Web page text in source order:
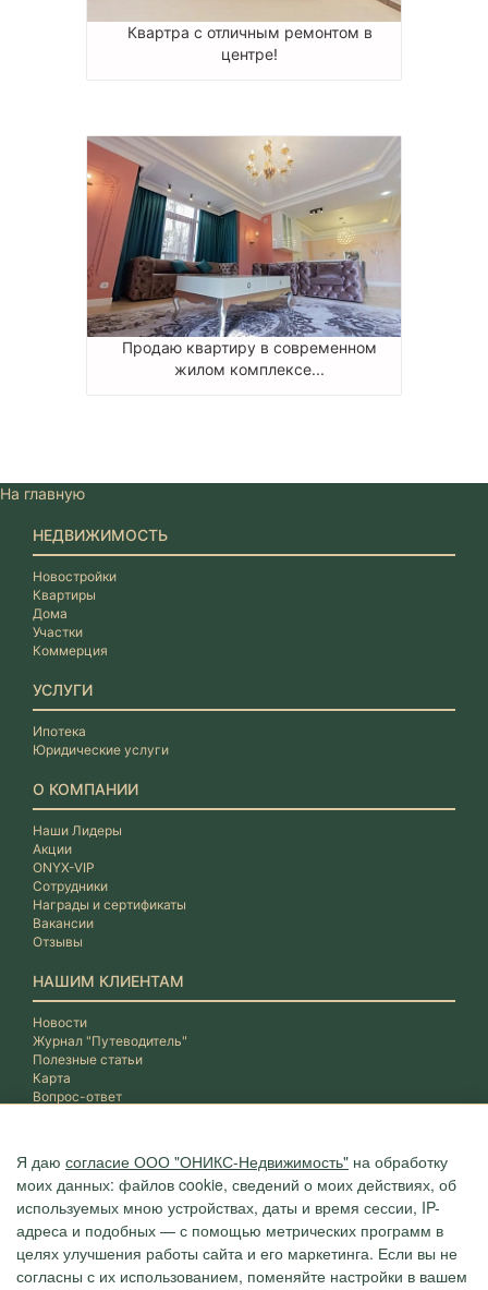
Квартра с отличным ремонтом в
центре!
Продаю квартиру в современном
жилом комплексе...
Я даю согласие ООО "ОНИКС-Недвижимость" на обработку
моих данных: файлов cookie, сведений о моих действиях, об
используемых мною устройствах, даты и время сессии, IP-
адреса и подобных — с помощью метрических программ в
целях улучшения работы сайта и его маркетинга. Если вы не
согласны с их использованием, поменяйте настройки в вашем
На главную
НЕДВИЖИМОСТЬ
Новостройки
Квартиры
Дома
Участки
Коммерция
УСЛУГИ
Ипотека
Юридические услуги
О КОМПАНИИ
Наши Лидеры
Акции
ONYX-VIP
Сотрудники
Награды и сертификаты
Вакансии
Отзывы
НАШИМ КЛИЕНТАМ
Новости
Журнал "Путеводитель"
Полезные статьи
Карта
Вопрос-ответ